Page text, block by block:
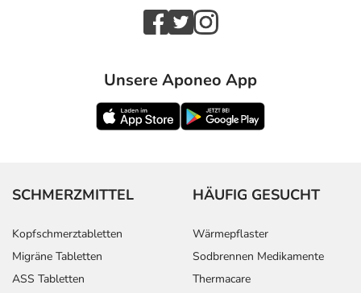
Unsere Aponeo App
SCHMERZMITTEL
Kopfschmerztabletten
Migräne Tabletten
ASS Tabletten
HÄUFIG GESUCHT
Wärmepflaster
Sodbrennen Medikamente
Thermacare